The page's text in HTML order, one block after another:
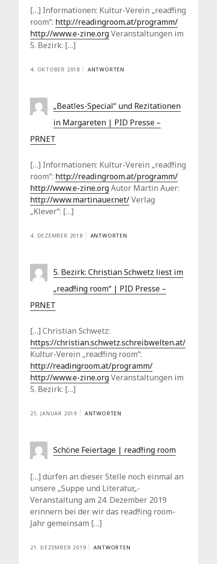
[…] Informationen: Kultur-Verein „read!!ing
room“: http://readingroom.at/programm/
http://www.e-zine.orgVeranstaltungen im
5. Bezirk: […]
4. OKTOBER 2018 ANTWORTEN
„Beatles-Special“ und Rezitationen
in Margareten | PID Presse –
PRNET
[…] Informationen: Kultur-Verein „read!!ing
room“: http://readingroom.at/programm/
http://www.e-zine.orgAutor Martin Auer:
http://www.martinauer.net/Verlag
„Klever“: […]
4. DEZEMBER 2018 ANTWORTEN
5. Bezirk: Christian Schwetz liest im
„read!!ing room“ | PID Presse –
PRNET
[…] Christian Schwetz:
https://christian.schwetz.schreibwelten.at/
Kultur-Verein „read!!ing room“:
http://readingroom.at/programm/
http://www.e-zine.orgVeranstaltungen im
5. Bezirk: […]
25. JANUAR 2019 ANTWORTEN
Schöne Feiertage | read!!ing room
[…] dürfen an dieser Stelle noch einmal an
unsere „Suppe und Literatur„-
Veranstaltung am 24. Dezember 2019
erinnern bei der wir das read!!ing room-
Jahr gemeinsam […]
21. DEZEMBER 2019 ANTWORTEN